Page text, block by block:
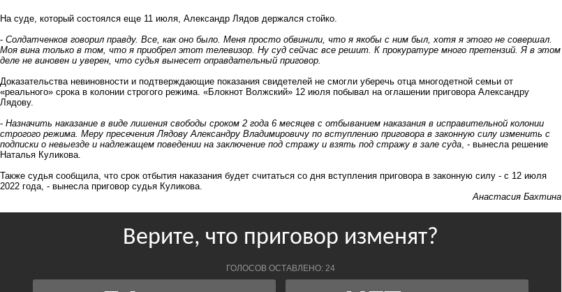
На суде, который состоялся еще 11 июля, Александр Лядов держался стойко.
- Солдатченков говорил правду. Все, как оно было. Меня просто обвинили, что я якобы с ним был, хотя я этого не совершал.
Моя вина только в том, что я приобрел этот телевизор. Ну суд сейчас все решит. К прокуратуре много претензий. Я в этом
деле не виновен и уверен, что судья вынесет оправдательный приговор.
Доказательства невиновности и подтверждающие показания свидетелей не смогли уберечь отца многодетной семьи от
«реального» срока в колонии строгого режима. «Блокнот Волжский» 12 июля побывал на оглашении приговораАлександру
Лядову.
- Назначить наказание в виде лишения свободы сроком 2 года 6 месяцев с отбыванием наказания в исправительной колонии
строгого режима. Меру пресечения Лядову Александру Владимировичу по вступлению приговора в законную силу изменить с
подписки о невыезде и надлежащем поведении на заключение под стражу и взять под стражу в зале суда, - вынесла решение
Наталья Куликова.
Также судья сообщила, что срок отбытия наказания будет считаться со дня вступления приговора в законную силу - с 12 июля
2022 года, - вынесла приговор судья Куликова.
Анастасия Бахтина